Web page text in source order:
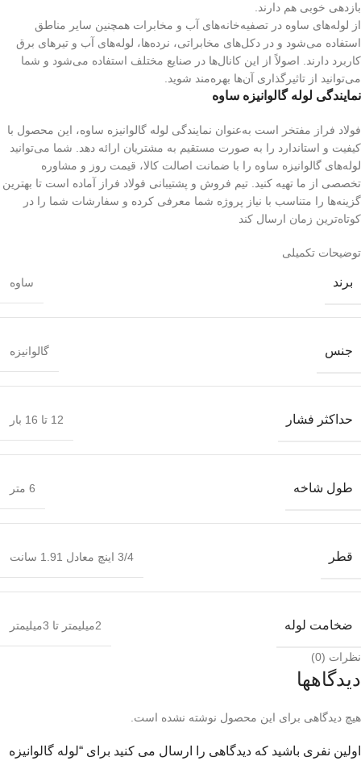
بازدهی خوبی هم دارند.
از لوله‌های ساوه در تصفیه‌خانه‌های آب و مخابرات همچنین سایر مناطق
استفاده می‌شود و در دکل‌های مخابراتی، نرده‌ها، لوله‌های آب و تیرهای برق
کاربرد دارند. اصولاً از این کانال‌ها در صنایع مختلف استفاده می‌شود و شما
می‌توانید از تاثیرگذاری آن‌ها بهره‌مند شوید.
نمایندگی لوله گالوانیزه ساوه
فولاد فراز مفتخر است به‌عنوان نمایندگی لوله گالوانیزه ساوه، این محصول با
کیفیت و استاندارد را به صورت مستقیم به مشتریان ارائه دهد. شما می‌توانید
لوله‌های گالوانیزه ساوه را با ضمانت اصالت کالا، قیمت روز و مشاوره
تخصصی از ما تهیه کنید. تیم فروش و پشتیبانی فولاد فراز آماده است تا بهترین
گزینه‌ها را متناسب با نیاز پروژه شما معرفی کرده و سفارشات شما را در
کوتاه‌ترین زمان ارسال کند
توضیحات تکمیلی
برند ساوه
جنس گالوانیزه
حداکثر فشار 12 تا 16 بار
طول شاخه 6 متر
قطر 3/4 اینچ معادل 1.91 سانت
ضخامت لوله 2میلیمتر تا 3میلیمتر
نظرات (0)
دیدگاهها
هیچ دیدگاهی برای این محصول نوشته نشده است.
اولین نفری باشید که دیدگاهی را ارسال می کنید برای “لوله گالوانیزه